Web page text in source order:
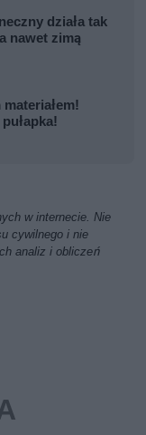
działa tak
nawet zimą
w internecie. Nie
cywilnego i nie
analiz i obliczeń